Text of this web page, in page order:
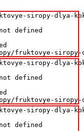
siropy-dlya-
defined
fruktovye-
siropy-dlya-
defined
fruktovye-
siropy-dlya-
defined